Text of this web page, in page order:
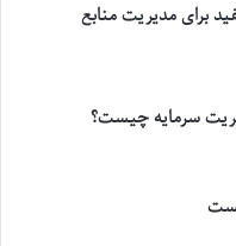
برای مدیریت منابع
سرمایه چیست؟